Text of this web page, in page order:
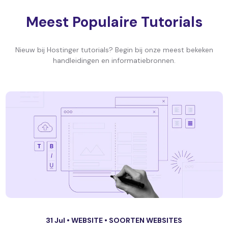
Meest Populaire Tutorials
Nieuw bij Hostinger tutorials? Begin bij onze meest bekeken
handleidingen en informatiebronnen.
31 Jul • WEBSITE • SOORTEN WEBSITES